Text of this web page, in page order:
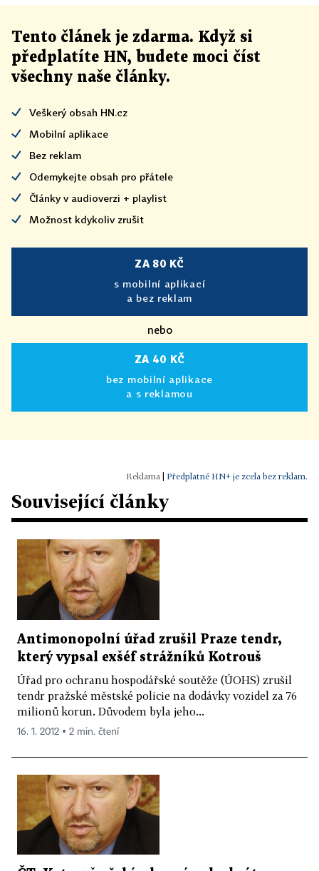
Tento článek je zdarma. Když si
předplatíte HN, budete moci číst
všechny naše články.
Veškerý obsah HN.cz
Mobilní aplikace
Bez reklam
Odemykejte obsah pro přátele
Články v audioverzi + playlist
Možnost kdykoliv zrušit
ZA 80 KČ
s mobilní aplikací
a bez reklam
nebo
ZA 40 KČ
bez mobilní aplikace
a s reklamou
Předplatné HN+ je zcela bez reklam.
Související články
Antimonopolní úřad zrušil Praze tendr,
který vypsal exšéf strážníků Kotrouš
Úřad pro ochranu hospodářské soutěže (ÚOHS) zrušil
tendr pražské městské policie na dodávky vozidel za 76
milionů korun. Důvodem byla jeho...
16. 1. 2012 ▪ 2 min. čtení